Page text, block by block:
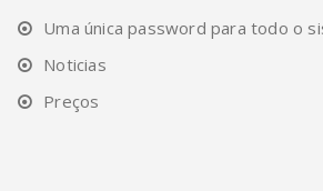
Uma única password para todo o
Noticias
Preços